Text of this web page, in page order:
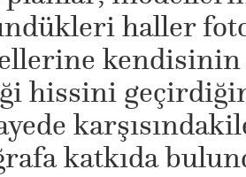
haller
hissini
katkıda